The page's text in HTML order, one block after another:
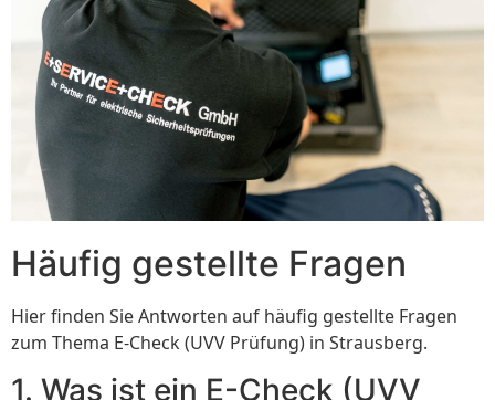
Häufig gestellte Fragen
Hier finden Sie Antworten auf häufig gestellte Fragen
zum Thema E-Check (UVV Prüfung) in Strausberg.
1. Was ist ein E-Check (UVV